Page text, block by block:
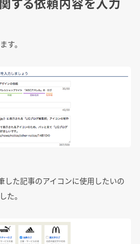
す。
した記事のアイコンに使用したいの
た。